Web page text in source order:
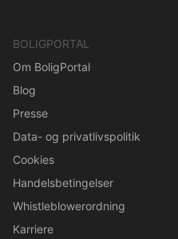
BOLIGPORTAL
Om BoligPortal
Blog
Presse
Data- og privatlivspolitik
Cookies
Handelsbetingelser
Whistleblowerordning
Karriere